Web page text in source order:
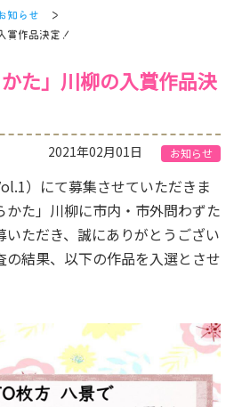
知らせ
賞作品決定！
た」川柳の入賞作品決
2021年02月01日 お知らせ
）にて募集させていただきま
かた」川柳に市内・市外問わずた
いただき、誠にありがとうござい
の結果、以下の作品を入選とさせ